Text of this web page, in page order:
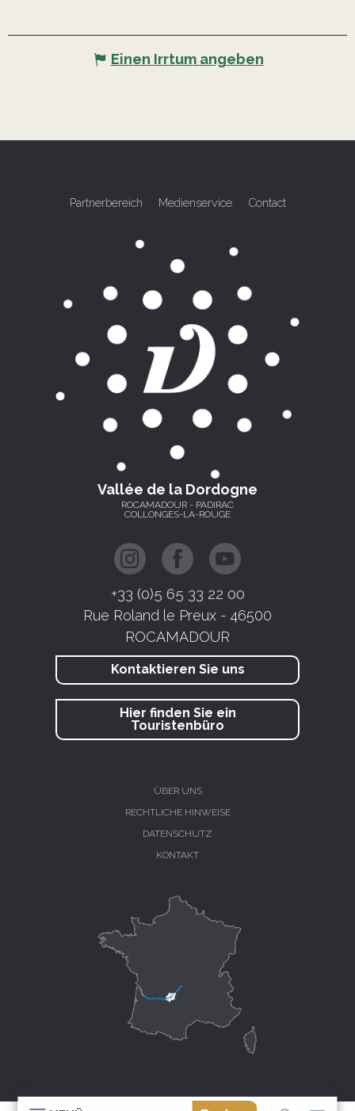
Einen Irrtum angeben
Partnerbereich Medienservice Contact
Vallée de la Dordogne
ROCAMADOUR - PADIRAC
COLLONGES-LA-ROUGE
+33 (0)5 65 33 22 00
Rue Roland le Preux - 46500
ROCAMADOUR
Kontaktieren Sie uns
Hier finden Sie ein
Touristenbüro
ÜBER UNS
RECHTLICHE HINWEISE
DATENSCHUTZ
KONTAKT